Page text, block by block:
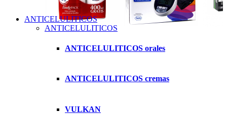
ANTICELULITICOS
ANTICELULITICOS
ANTICELULITICOS orales
ANTICELULITICOS cremas
VULKAN